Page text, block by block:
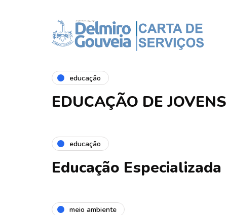
educação
EDUCAÇÃO DE
educação
Educação Especializada
meio ambiente